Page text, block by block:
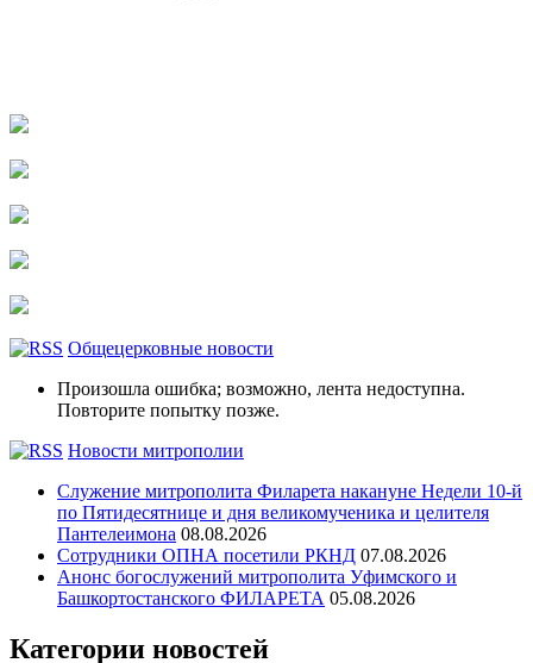
Общецерковные новости
Произошла ошибка; возможно, лента недоступна.
Повторите попытку позже.
Новости митрополии
Служение митрополита Филарета накануне Недели 10-й
по Пятидесятнице и дня великомученика и целителя
Пантелеимона 08.08.2026
Сотрудники ОПНА посетили РКНД 07.08.2026
Анонс богослужений митрополита Уфимского и
Башкортостанского ФИЛАРЕТА 05.08.2026
Категории новостей